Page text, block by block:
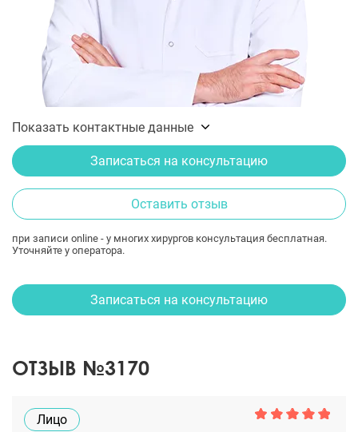
Показать контактные данные
Записаться на консультацию
Оставить отзыв
при записи online - у многих хирургов консультация бесплатная.
Уточняйте у оператора.
Записаться на консультацию
ОТЗЫВ №3170
Лицо